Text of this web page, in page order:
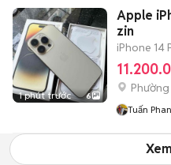
1 phút trước 6
Apple
zin
iPhone 14
Tuấn Phan